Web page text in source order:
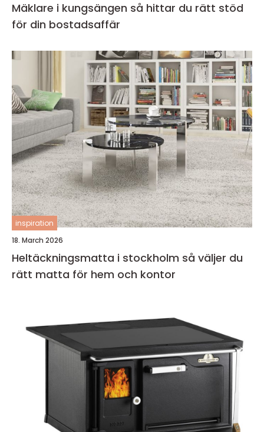
Mäklare i kungsängen så hittar du rätt stöd
för din bostadsaffär
inspiration
18. March 2026
Heltäckningsmatta i stockholm så väljer du
rätt matta för hem och kontor